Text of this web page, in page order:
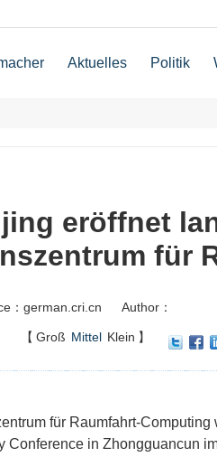
Aktuelles Politik
eröffnet
für
：german.cri.cn Author：
【 Groß Mittel Klein 】
für Raumfahrt-
Conference in Zhongguancun